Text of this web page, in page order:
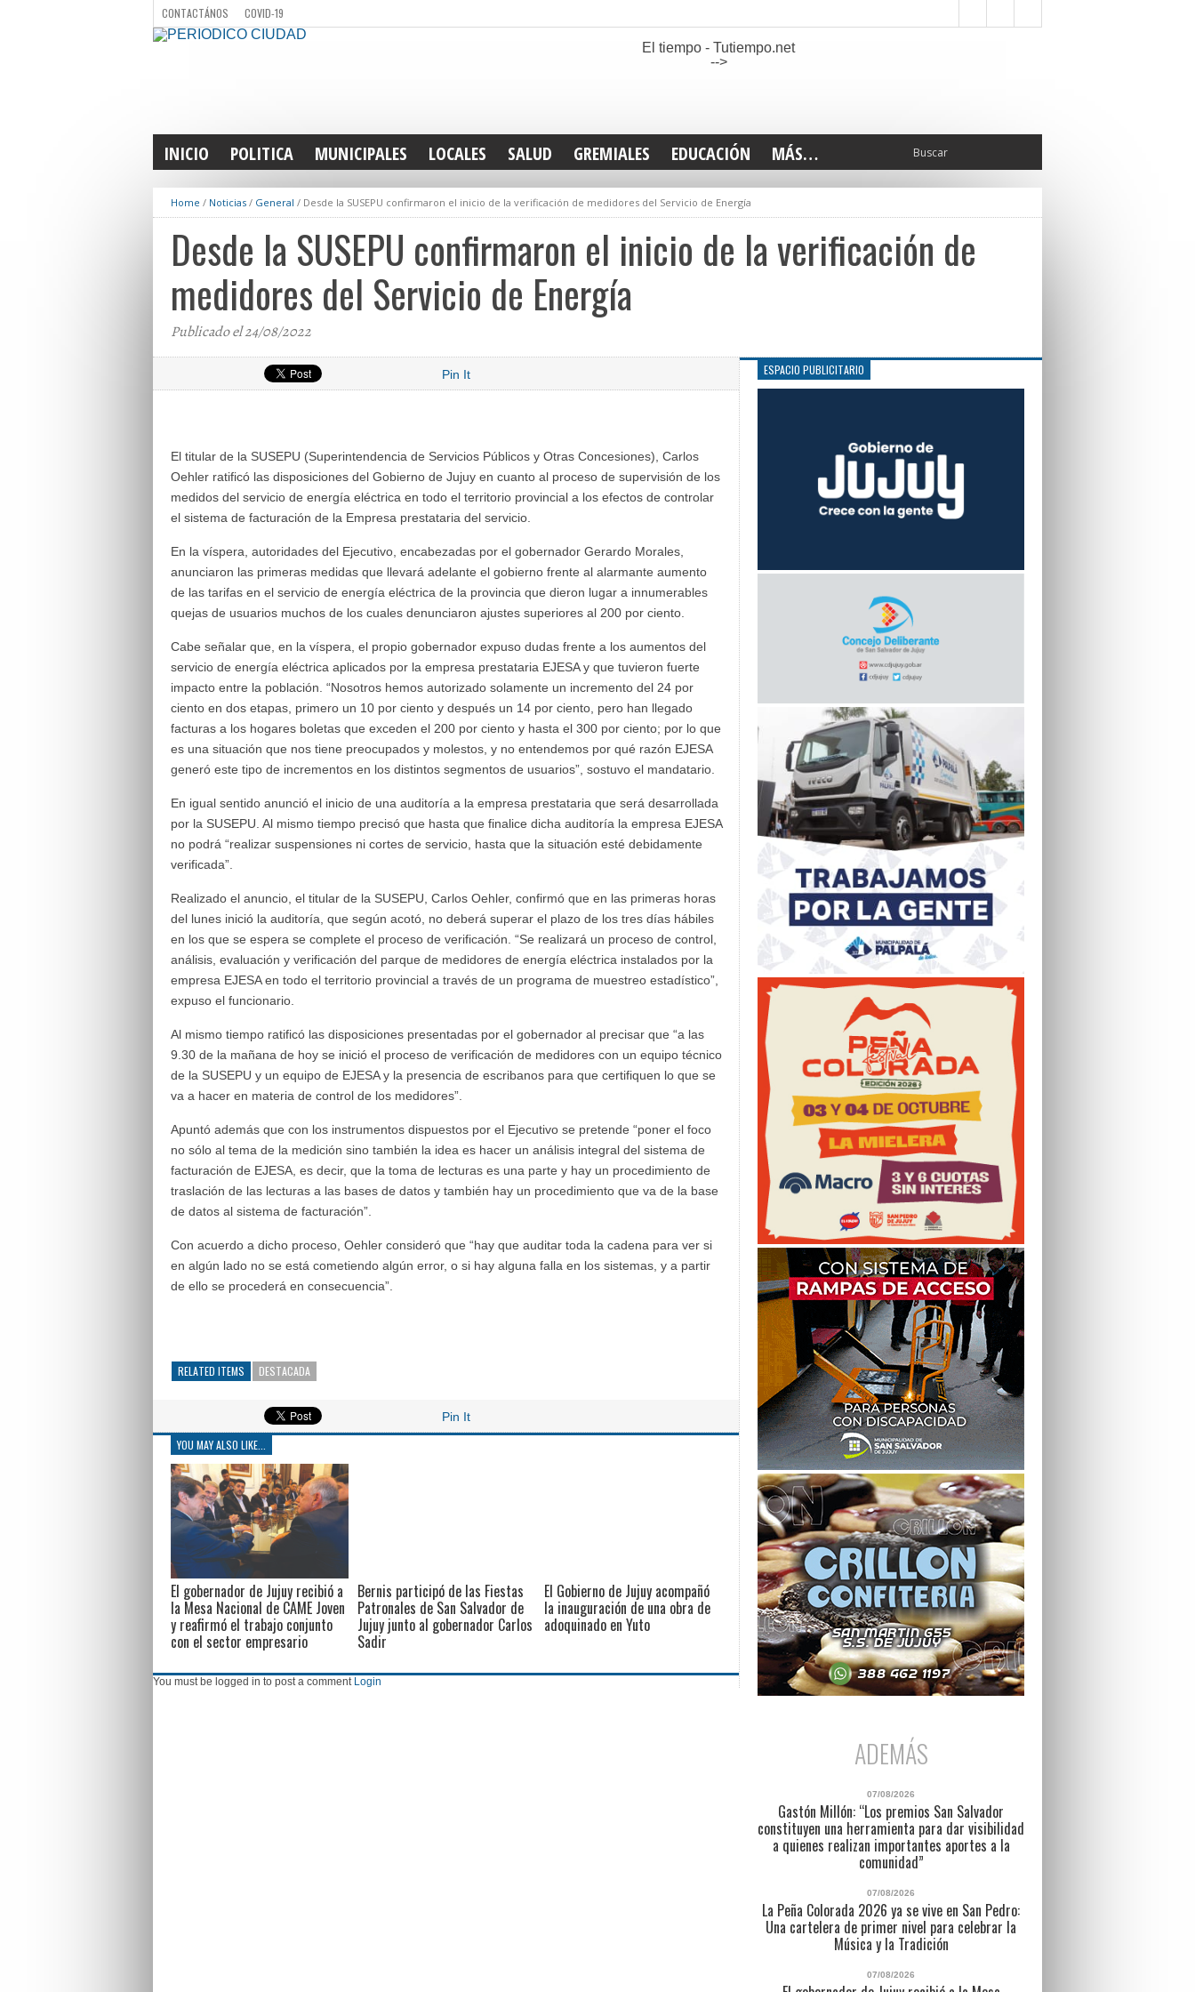
CONTACTÁNOS COVID-19
El tiempo - Tutiempo.net
-->
INICIO POLITICA MUNICIPALES LOCALES SALUD GREMIALES EDUCACIÓN MÁS…
INTERIOR
DEPORTES
ELECCIONES 2025
LEGISLATIVO
Home / Noticias / General / Desde la SUSEPU confirmaron el inicio de la verificación de medidores del Servicio de Energía
Desde la SUSEPU confirmaron el inicio de la verificación de
medidores del Servicio de Energía
Publicado el 24/08/2022
Pin It
El titular de la SUSEPU (Superintendencia de Servicios Públicos y Otras Concesiones), Carlos
Oehler ratificó las disposiciones del Gobierno de Jujuy en cuanto al proceso de supervisión de los
medidos del servicio de energía eléctrica en todo el territorio provincial a los efectos de controlar
el sistema de facturación de la Empresa prestataria del servicio.
En la víspera, autoridades del Ejecutivo, encabezadas por el gobernador Gerardo Morales,
anunciaron las primeras medidas que llevará adelante el gobierno frente al alarmante aumento
de las tarifas en el servicio de energía eléctrica de la provincia que dieron lugar a innumerables
quejas de usuarios muchos de los cuales denunciaron ajustes superiores al 200 por ciento.
Cabe señalar que, en la víspera, el propio gobernador expuso dudas frente a los aumentos del
servicio de energía eléctrica aplicados por la empresa prestataria EJESA y que tuvieron fuerte
impacto entre la población. “Nosotros hemos autorizado solamente un incremento del 24 por
ciento en dos etapas, primero un 10 por ciento y después un 14 por ciento, pero han llegado
facturas a los hogares boletas que exceden el 200 por ciento y hasta el 300 por ciento; por lo que
es una situación que nos tiene preocupados y molestos, y no entendemos por qué razón EJESA
generó este tipo de incrementos en los distintos segmentos de usuarios”, sostuvo el mandatario.
En igual sentido anunció el inicio de una auditoría a la empresa prestataria que será desarrollada
por la SUSEPU. Al mismo tiempo precisó que hasta que finalice dicha auditoría la empresa EJESA
no podrá “realizar suspensiones ni cortes de servicio, hasta que la situación esté debidamente
verificada”.
Realizado el anuncio, el titular de la SUSEPU, Carlos Oehler, confirmó que en las primeras horas
del lunes inició la auditoría, que según acotó, no deberá superar el plazo de los tres días hábiles
en los que se espera se complete el proceso de verificación. “Se realizará un proceso de control,
análisis, evaluación y verificación del parque de medidores de energía eléctrica instalados por la
empresa EJESA en todo el territorio provincial a través de un programa de muestreo estadístico”,
expuso el funcionario.
Al mismo tiempo ratificó las disposiciones presentadas por el gobernador al precisar que “a las
9.30 de la mañana de hoy se inició el proceso de verificación de medidores con un equipo técnico
de la SUSEPU y un equipo de EJESA y la presencia de escribanos para que certifiquen lo que se
va a hacer en materia de control de los medidores”.
Apuntó además que con los instrumentos dispuestos por el Ejecutivo se pretende “poner el foco
no sólo al tema de la medición sino también la idea es hacer un análisis integral del sistema de
facturación de EJESA, es decir, que la toma de lecturas es una parte y hay un procedimiento de
traslación de las lecturas a las bases de datos y también hay un procedimiento que va de la base
de datos al sistema de facturación”.
Con acuerdo a dicho proceso, Oehler consideró que “hay que auditar toda la cadena para ver si
en algún lado no se está cometiendo algún error, o si hay alguna falla en los sistemas, y a partir
de ello se procederá en consecuencia”.
RELATED ITEMS DESTACADA
Pin It
YOU MAY ALSO LIKE...
El gobernador de Jujuy recibió a
la Mesa Nacional de CAME Joven
y reafirmó el trabajo conjunto
con el sector empresario
Bernis participó de las Fiestas
Patronales de San Salvador de
Jujuy junto al gobernador Carlos
Sadir
El Gobierno de Jujuy acompañó
la inauguración de una obra de
adoquinado en Yuto
You must be logged in to post a comment Login
ESPACIO PUBLICITARIO
ADEMÁS
07/08/2026
Gastón Millón: “Los premios San Salvador
constituyen una herramienta para dar visibilidad
a quienes realizan importantes aportes a la
comunidad”
07/08/2026
La Peña Colorada 2026 ya se vive en San Pedro:
Una cartelera de primer nivel para celebrar la
Música y la Tradición
07/08/2026